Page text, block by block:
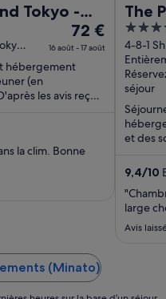
Tokyo -
Le
prix
est
par
août
72 €
16 août - 17 août
hébergement
(en
les avis reçus,
la clim. Bonne
The
5
out
of
5
4-8-1
to
séjour
et des
9,4/10
large
Avis
(Minato)